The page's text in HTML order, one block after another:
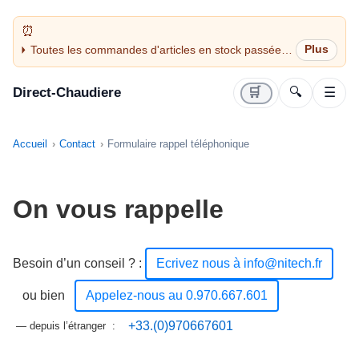
Toutes les commandes d'articles en stock passées
avant 14H sont expédiées le jour même (jours
Direct-Chaudiere 🛒 🔍 ☰
Accueil Contact Formulaire rappel téléphonique
On vous rappelle
Besoin d’un conseil ? : Ecrivez nous à info@nitech.fr
ou bien Appelez-nous au 0.970.667.601
— depuis l’étranger : +33.(0)970667601